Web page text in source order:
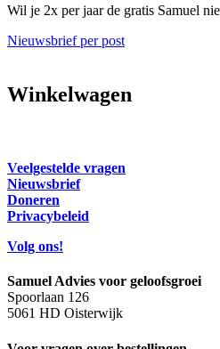
Wil je 2x per jaar de gratis Samuel
Nieuwsbrief per post
Winkelwagen
Veelgestelde vragen
Nieuwsbrief
Doneren
Privacybeleid
Volg ons!
Samuel Advies voor geloofsgroei
Spoorlaan 126
5061 HD Oisterwijk